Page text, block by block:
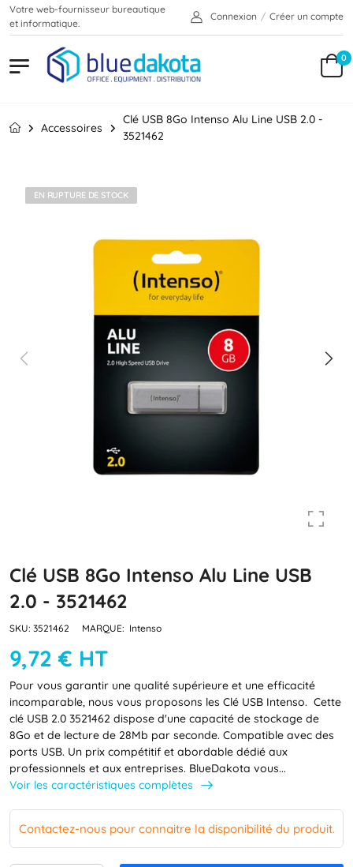
Votre web-fournisseur bureautique
et informatique.
Connexion / Créer un compte
0
Accessoires
Clé USB 8Go Intenso Alu Line USB 2.0 -
3521462
EN RUPTURE DE STOCK
Clé USB 8Go Intenso Alu Line USB
2.0 - 3521462
SKU: 3521462 MARQUE: Intenso
9,72 € HT
Pour vous garantir une qualité supérieure et une efficacité
incomparable, nous vous proposons les Clé USB Intenso. Cette
clé USB 2.0 3521462 dispose d'une capacité de stockage de
8Go et de lecture de 28Mb par seconde. Compatible avec des
ports USB. Un prix compétitif et abordable dédié aux
professionnels et aux entreprises. BlueDakota vous...
Voir les caractéristiques complètes
Contactez-nous pour connaitre la disponibilité du produit.